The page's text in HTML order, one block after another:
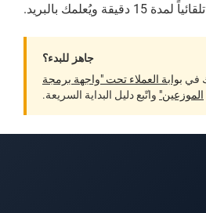
تلقائياً لمدة 15 دقيقة ويُعلمك بالبريد.
جاهز للبدء؟
بوابة العملاء تحت "واجهة برمجة
الموزعين" واتّبع دليل البداية السريعة.